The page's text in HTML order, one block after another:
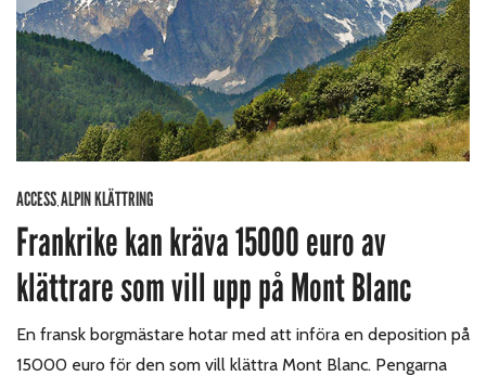
ACCESS,ALPIN KLÄTTRING
Frankrike kan kräva 15000 euro av
klättrare som vill upp på Mont Blanc
En fransk borgmästare hotar med att införa en deposition på
15000 euro för den som vill klättra Mont Blanc. Pengarna